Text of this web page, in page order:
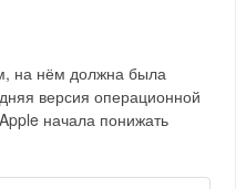
на нём должна была
версия операционной
начала понижать